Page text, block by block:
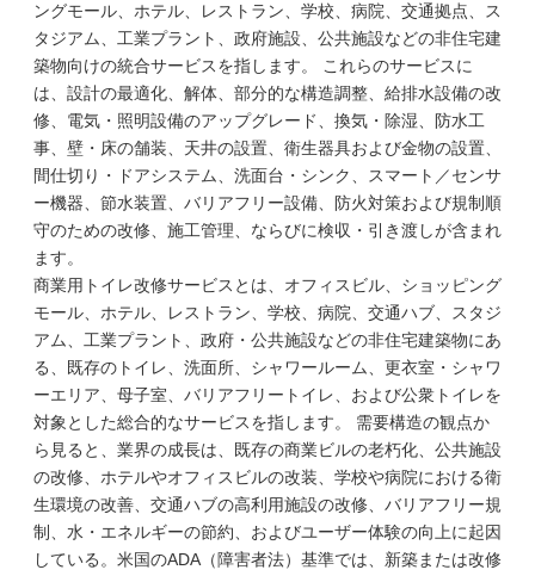
ングモール、ホテル、レストラン、学校、病院、交通拠点、ス
タジアム、工業プラント、政府施設、公共施設などの非住宅建
築物向けの統合サービスを指します。 これらのサービスに
は、設計の最適化、解体、部分的な構造調整、給排水設備の改
修、電気・照明設備のアップグレード、換気・除湿、防水工
事、壁・床の舗装、天井の設置、衛生器具および金物の設置、
間仕切り・ドアシステム、洗面台・シンク、スマート／センサ
ー機器、節水装置、バリアフリー設備、防火対策および規制順
守のための改修、施工管理、ならびに検収・引き渡しが含まれ
ます。
商業用トイレ改修サービスとは、オフィスビル、ショッピング
モール、ホテル、レストラン、学校、病院、交通ハブ、スタジ
アム、工業プラント、政府・公共施設などの非住宅建築物にあ
る、既存のトイレ、洗面所、シャワールーム、更衣室・シャワ
ーエリア、母子室、バリアフリートイレ、および公衆トイレを
対象とした総合的なサービスを指します。 需要構造の観点か
ら見ると、業界の成長は、既存の商業ビルの老朽化、公共施設
の改修、ホテルやオフィスビルの改装、学校や病院における衛
生環境の改善、交通ハブの高利用施設の改修、バリアフリー規
制、水・エネルギーの節約、およびユーザー体験の向上に起因
している。米国のADA（障害者法）基準では、新築または改修